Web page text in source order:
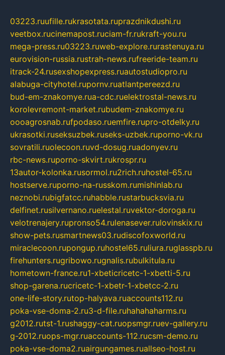
03223.ruufille.rukrasotata.ruprazdnikdushi.ru
veetbox.rucinemapost.ruciam-fr.rukraft-you.ru
mega-press.ru03223.ruweb-explore.rurastenuya.ru
eurovision-russia.rustrah-news.rufreeride-team.ru
itrack-24.rusexshopexpress.ruautostudiopro.ru
alabuga-cityhotel.rupornv.ruatlantpereezd.ru
bud-em-znakomye.rua-cdc.ruelektrostal-news.ru
korolevremont-market.rubudem-znakomye.ru
oooagrosnab.rufpodaso.ruemfire.rupro-otdelky.ru
ukrasotki.ruseksuzbek.ruseks-uzbek.ruporno-vk.ru
sovratili.ruolecoon.ruvd-dosug.ruadonyev.ru
rbc-news.ruporno-skvirt.rukrospr.ru
13autor-kolonka.rusormol.ru2rich.ruhostel-65.ru
hostserve.ruporno-na-russkom.rumishinlab.ru
neznobi.rubigfatcc.ruhabble.rustarbucksvia.ru
delfinet.rusilvernano.ruelestal.ruvektor-doroga.ru
velotrenajery.rupronso54.rulenasever.rulovinskix.ru
show-pets.rusmartnews03.rudiscofoxworld.ru
miraclecoon.rupongup.ruhostel65.ruliura.ruglasspb.ru
firehunters.rugribowo.rugnalis.rubulkitula.ru
hometown-france.ru1-xbeticricetc-1-xbetti-5.ru
shop-garena.rucricetc-1-xbetr-1-xbetcc-2.ru
one-life-story.rutop-halyava.ruaccounts112.ru
poka-vse-doma-2.ru3-d-file.ruhahahaharms.ru
g2012.rutst-1.rushaggy-cat.ruopsmgr.ruev-gallery.ru
g-2012.ruops-mgr.ruaccounts-112.rucsm-demo.ru
poka-vse-doma2.ruairgungames.ruallseo-host.ru